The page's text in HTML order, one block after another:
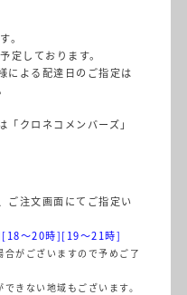
。
定しております。
による配達日のご指定は
「クロネコメンバーズ」
ご注文画面にてご指定い
〜20時][19〜21時]
がございますので予めご了
きない地域もございます。